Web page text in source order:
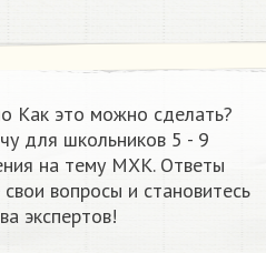
Как это можно сделать?
для школьников 5 - 9
на тему МХК. Ответы
вопросы и становитесь
экспертов!